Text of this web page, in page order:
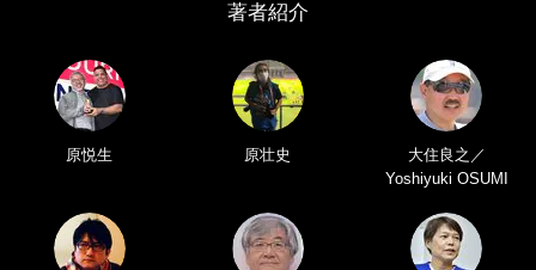
著者紹介
原悦生 原壮史
大住良之／
Yoshiyuki OSUMI